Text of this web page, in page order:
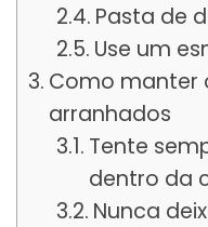
Pasta de
Use um
Como manter
arranhados
Tente
dentro da
Nunca